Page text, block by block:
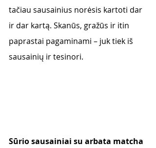
tačiau sausainius norėsis kartoti dar
ir dar kartą. Skanūs, gražūs ir itin
paprastai pagaminami – juk tiek iš
sausainių ir tesinori.
Sūrio sausainiai su arbata matcha